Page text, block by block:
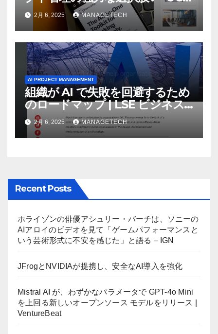
Today
2月 6, 2025 MANAGETECH
AI PROJECT MANAGEMENT
組織が AI で失敗を回避するため
のロードマップ | LSE ビジネス
レビュー
2月 6, 2025 MANAGETECH
Recent Posts
ホライゾンの俳優アシュリー・バーチは、ソニーの
AIアロイのビデオを見て「ゲームパフォーマンスと
いう芸術形式に不安を感じた」と語る – IGN
JFrogとNVIDIAが提携し、安全なAI導入を強化
Mistral AI が、わずかなパラメータで GPT-4o Mini
を上回る新しいオープンソース モデルをリリース |
VentureBeat